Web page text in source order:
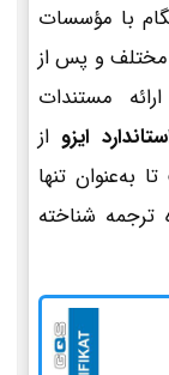
با مؤسسات
مختلف و پس از
مستندات
ایزو از
به‌عنوان تنها
ترجمه شناخته